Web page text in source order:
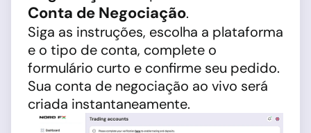
Conta de Negociação.
Siga as instruções, escolha a plataforma
e o tipo de conta, complete o
formulário curto e confirme seu pedido.
Sua conta de negociação ao vivo será
criada instantaneamente.